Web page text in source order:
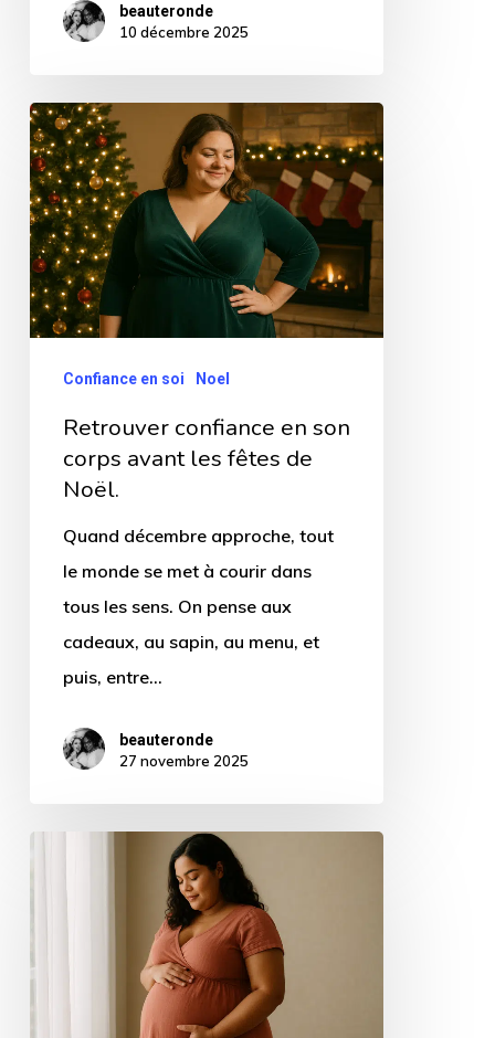
beauteronde
10 décembre 2025
Retrouver
confiance
en
son
corps
avant
les
Noël.
Confiance en soi Noel
Retrouver confiance en son
corps avant les fêtes de
Noël.
Quand décembre approche, tout
le monde se met à courir dans
tous les sens. On pense aux
cadeaux, au sapin, au menu, et
puis, entre…
beauteronde
27 novembre 2025